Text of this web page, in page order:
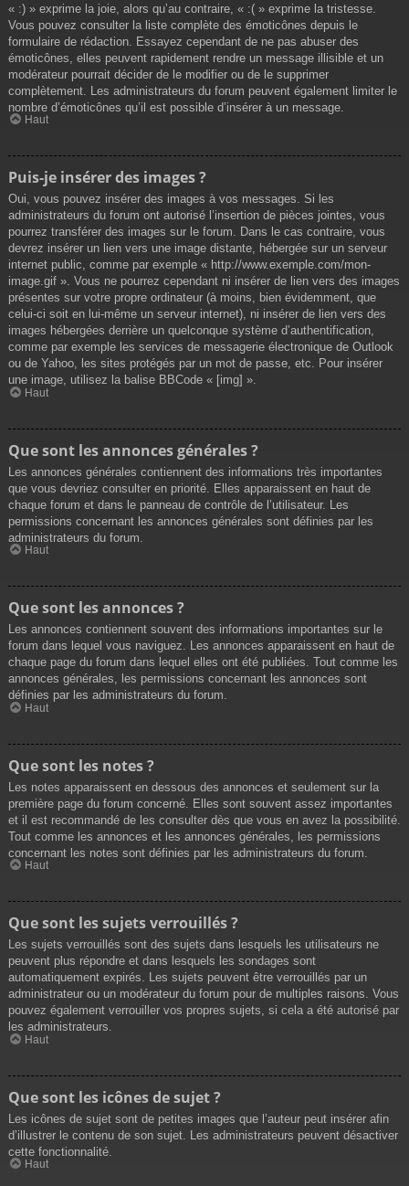
« :) » exprime la joie, alors qu’au contraire, « :( » exprime la tristesse.
Vous pouvez consulter la liste complète des émoticônes depuis le
formulaire de rédaction. Essayez cependant de ne pas abuser des
émoticônes, elles peuvent rapidement rendre un message illisible et un
modérateur pourrait décider de le modifier ou de le supprimer
complètement. Les administrateurs du forum peuvent également limiter le
nombre d’émoticônes qu’il est possible d’insérer à un message.
Haut
Puis-je insérer des images ?
Oui, vous pouvez insérer des images à vos messages. Si les
administrateurs du forum ont autorisé l’insertion de pièces jointes, vous
pourrez transférer des images sur le forum. Dans le cas contraire, vous
devrez insérer un lien vers une image distante, hébergée sur un serveur
internet public, comme par exemple « http://www.exemple.com/mon-
image.gif ». Vous ne pourrez cependant ni insérer de lien vers des images
présentes sur votre propre ordinateur (à moins, bien évidemment, que
celui-ci soit en lui-même un serveur internet), ni insérer de lien vers des
images hébergées derrière un quelconque système d’authentification,
comme par exemple les services de messagerie électronique de Outlook
ou de Yahoo, les sites protégés par un mot de passe, etc. Pour insérer
une image, utilisez la balise BBCode « [img] ».
Haut
Que sont les annonces générales ?
Les annonces générales contiennent des informations très importantes
que vous devriez consulter en priorité. Elles apparaissent en haut de
chaque forum et dans le panneau de contrôle de l’utilisateur. Les
permissions concernant les annonces générales sont définies par les
administrateurs du forum.
Haut
Que sont les annonces ?
Les annonces contiennent souvent des informations importantes sur le
forum dans lequel vous naviguez. Les annonces apparaissent en haut de
chaque page du forum dans lequel elles ont été publiées. Tout comme les
annonces générales, les permissions concernant les annonces sont
définies par les administrateurs du forum.
Haut
Que sont les notes ?
Les notes apparaissent en dessous des annonces et seulement sur la
première page du forum concerné. Elles sont souvent assez importantes
et il est recommandé de les consulter dès que vous en avez la possibilité.
Tout comme les annonces et les annonces générales, les permissions
concernant les notes sont définies par les administrateurs du forum.
Haut
Que sont les sujets verrouillés ?
Les sujets verrouillés sont des sujets dans lesquels les utilisateurs ne
peuvent plus répondre et dans lesquels les sondages sont
automatiquement expirés. Les sujets peuvent être verrouillés par un
administrateur ou un modérateur du forum pour de multiples raisons. Vous
pouvez également verrouiller vos propres sujets, si cela a été autorisé par
les administrateurs.
Haut
Que sont les icônes de sujet ?
Les icônes de sujet sont de petites images que l’auteur peut insérer afin
d’illustrer le contenu de son sujet. Les administrateurs peuvent désactiver
cette fonctionnalité.
Haut